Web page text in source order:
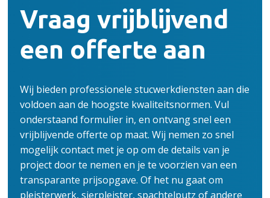
Vraag vrijblijvend
een offerte aan
Wij bieden professionele stucwerkdiensten aan die
voldoen aan de hoogste kwaliteitsnormen. Vul
onderstaand formulier in, en ontvang snel een
vrijblijvende offerte op maat. Wij nemen zo snel
mogelijk contact met je op om de details van je
project door te nemen en je te voorzien van een
transparante prijsopgave. Of het nu gaat om
pleisterwerk, sierpleister, spachtelputz of andere